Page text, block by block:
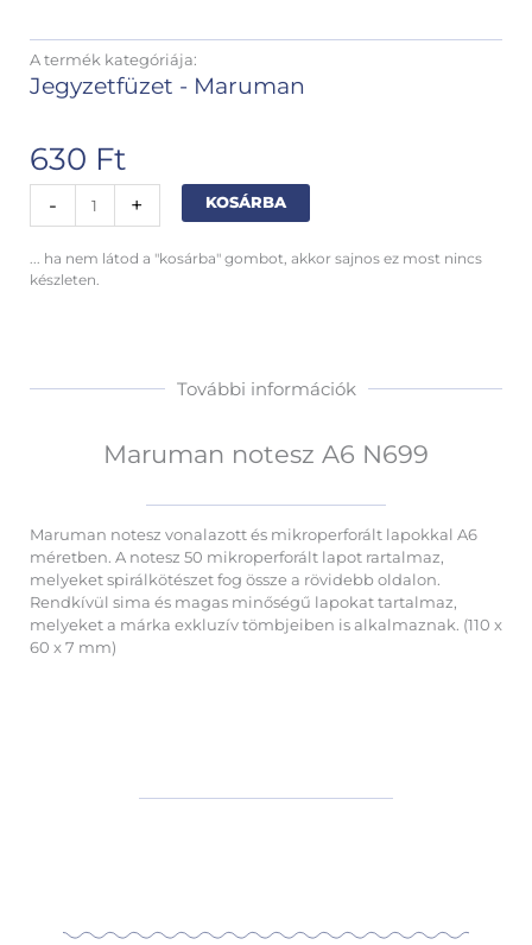
A termék kategóriája:
Jegyzetfüzet - Maruman
630 Ft
-
N699
mennyiség
+ KOSÁRBA
... ha nem látod a "kosárba" gombot, akkor sajnos ez most nincs
készleten.
További információk
Maruman notesz A6 N699
Maruman notesz vonalazott és mikroperforált lapokkal A6
méretben. A notesz 50 mikroperforált lapot rartalmaz,
melyeket spirálkötészet fog össze a rövidebb oldalon.
Rendkívül sima és magas minőségű lapokat tartalmaz,
melyeket a márka exkluzív tömbjeiben is alkalmaznak. (110 x
60 x 7 mm)